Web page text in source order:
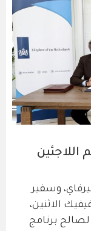
لدعم اللاجئين
وسفير
الاثنين،
لصالح برنامج